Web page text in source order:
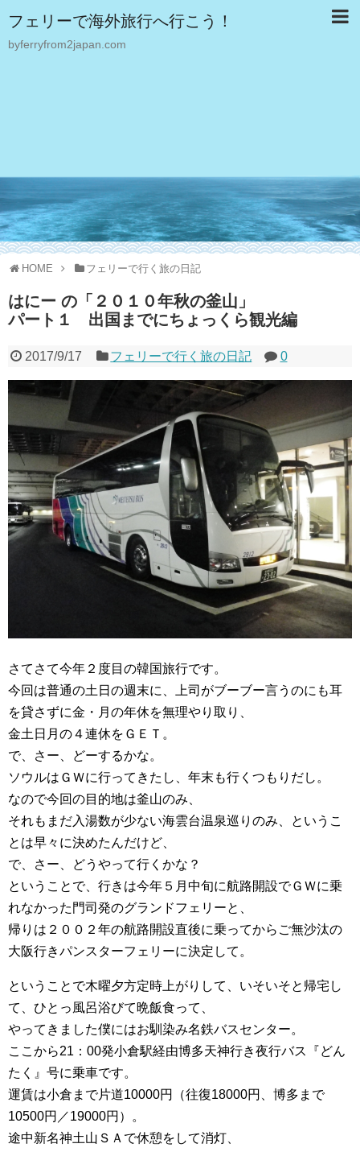
フェリーで海外旅行へ行こう！
byferryfrom2japan.com
HOME フェリーで行く旅の日記
はにー の「２０１０年秋の釜山」
パート１ 出国までにちょっくら観光編
2017/9/17 フェリーで行く旅の日記 0
さてさて今年２度目の韓国旅行です。
今回は普通の土日の週末に、上司がブーブー言うのにも耳
を貸さずに金・月の年休を無理やり取り、
金土日月の４連休をＧＥＴ。
で、さー、どーするかな。
ソウルはＧＷに行ってきたし、年末も行くつもりだし。
なので今回の目的地は釜山のみ、
それもまだ入湯数が少ない海雲台温泉巡りのみ、というこ
とは早々に決めたんだけど、
で、さー、どうやって行くかな？
ということで、行きは今年５月中旬に航路開設でＧＷに乗
れなかった門司発のグランドフェリーと、
帰りは２００２年の航路開設直後に乗ってからご無沙汰の
大阪行きパンスターフェリーに決定して。
ということで木曜夕方定時上がりして、いそいそと帰宅し
て、ひとっ風呂浴びて晩飯食って、
やってきました僕にはお馴染み名鉄バスセンター。
ここから21：00発小倉駅経由博多天神行き夜行バス『どん
たく』号に乗車です。
運賃は小倉まで片道10000円（往復18000円、博多まで
10500円／19000円）。
途中新名神土山ＳＡで休憩をして消灯、